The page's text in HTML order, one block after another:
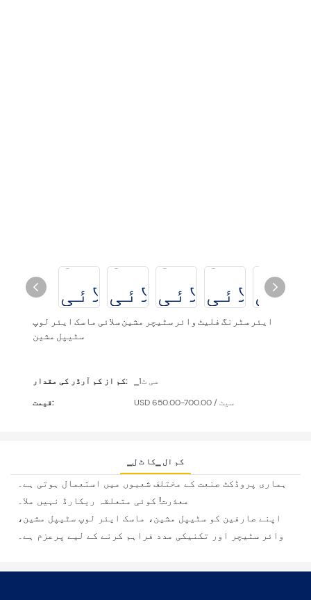
ایئر سٹرنگ فلیٹ وائر سٹیچر مشین سلائی ماسک ایئر لوپ
سٹیپل مشین
کم از کم آرڈر کی مقدار:
▁سی ٹ1
قیمت:
USD 650.00-700.00 / سیٹ
▁کم ال ▁کا ٹ ل
ہماری پروڈکٹ صنعت کے مختلف شعبوں میں استعمال ہوتی ہے۔
معذرت! کوئی متعلقہ ریکارڈ نہیں ملا۔
اپنے صارفین کو سٹیپل مشین، ماسک ایئر لوپ سٹیپل مشین،
وائر سٹیچر اور تکنیکی مدد فراہم کرنے کے لیے پرعزم ہے۔